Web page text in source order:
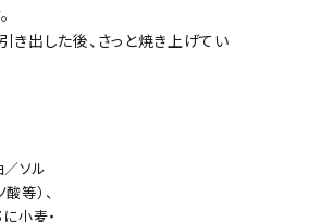
き出した後、さっと焼き上げてい
／ソル
等）、
小麦・